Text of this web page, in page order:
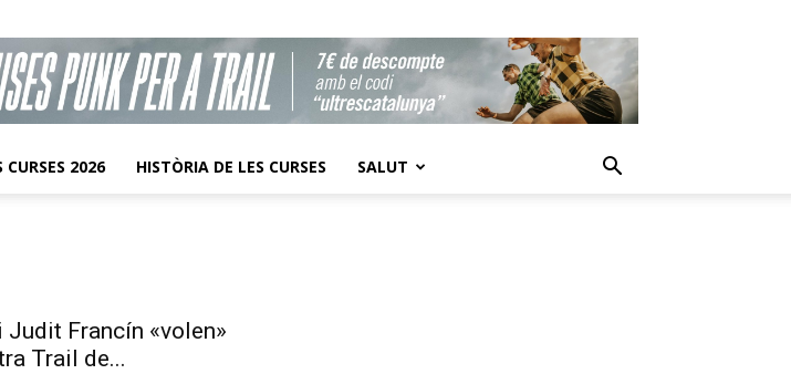
CURSES 2026 HISTÒRIA DE LES CURSES SALUT
Judit Francín «volen»
Trail de...